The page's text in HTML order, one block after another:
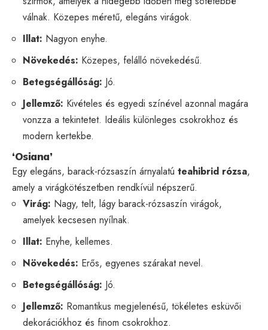
válnak. Közepes méretű, elegáns virágok.
Illat: Nagyon enyhe.
Növekedés: Közepes, felálló növekedésű.
Betegségállóság: Jó.
Jellemző: Kivételes és egyedi színével azonnal magára
vonzza a tekintetet. Ideális különleges csokrokhoz és
modern kertekbe.
‘Osiana’
Egy elegáns, barack-rózsaszín árnyalatú teahibrid rózsa,
amely a virágkötészetben rendkívül népszerű.
Virág: Nagy, telt, lágy barack-rózsaszín virágok,
amelyek kecsesen nyílnak.
Illat: Enyhe, kellemes.
Növekedés: Erős, egyenes szárakat nevel.
Betegségállóság: Jó.
Jellemző: Romantikus megjelenésű, tökéletes esküvői
dekorációkhoz és finom csokrokhoz.